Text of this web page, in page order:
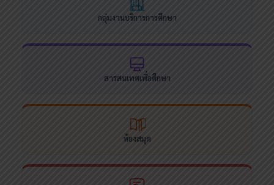
กลุ่มงานบริการการศึกษา
สารสนเทศเพื่อศึกษา
ห้องสมุด